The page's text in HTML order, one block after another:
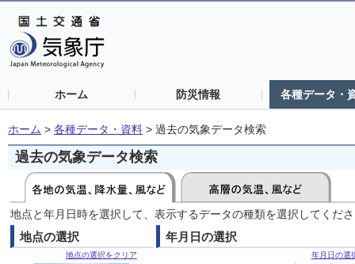
ホーム 防災情報 各種データ・
ホーム > 各種データ・資料 > 過去の気象データ検索
過去の気象データ検索
地点と年月日時を選択して、表示するデータの種類を選択してくだ
地点の選択
地点の選択をクリア
年月日の選択
年月日の選